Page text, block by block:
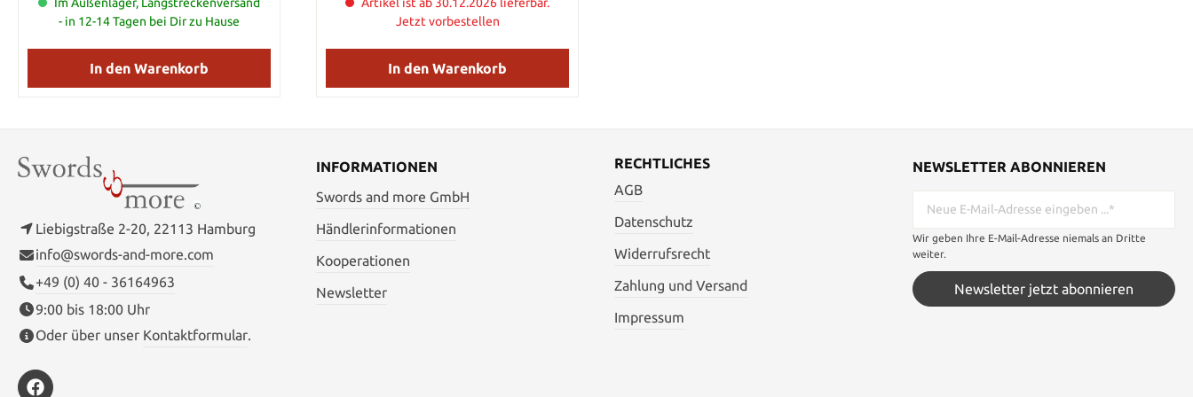
Filmrequisite entspricht. Sie wird mit
enthält ein Echtheitszertifikat. Details:
Größe: 40 cm Material: Polyresin
- in 12-14 Tagen bei Dir zu Hause
In den Warenkorb
umwickelten Griff und eine
Klingenlänge: 92,71 cm Gesamtlänge:
120,65 cm Bitte beachten Sie: Das Deko
alle Vorbestellungen und Bestellungen
Jetzt vorbestellen
In den Warenkorb
Liebigstraße 2-20, 22113 Hamburg
info@swords-and-more.com
+49 (0) 40 - 36164963
9:00 bis 18:00 Uhr
Oder über unser Kontaktformular.
INFORMATIONEN
Swords and more GmbH
Händlerinformationen
Kooperationen
Newsletter
RECHTLICHES
AGB
Datenschutz
Widerrufsrecht
Zahlung und Versand
Impressum
NEWSLETTER ABONNIEREN
Wir geben Ihre E-Mail-Adresse niemals an Dritte
weiter.
Newsletter jetzt abonnieren